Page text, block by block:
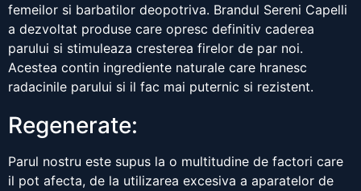
femeilor si barbatilor deopotriva. Brandul Sereni Capelli
a dezvoltat produse care opresc definitiv caderea
parului si stimuleaza cresterea firelor de par noi.
Acestea contin ingrediente naturale care hranesc
radacinile parului si il fac mai puternic si rezistent.
Regenerate:
Parul nostru este supus la o multitudine de factori care
il pot afecta, de la utilizarea excesiva a aparatelor de